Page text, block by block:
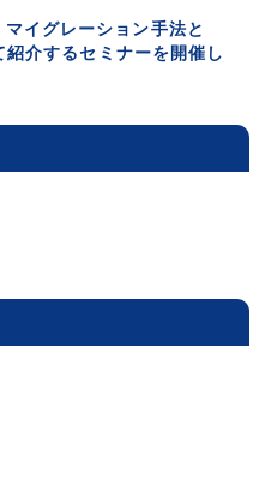
イグレーション手法と
介するセミナーを開催し